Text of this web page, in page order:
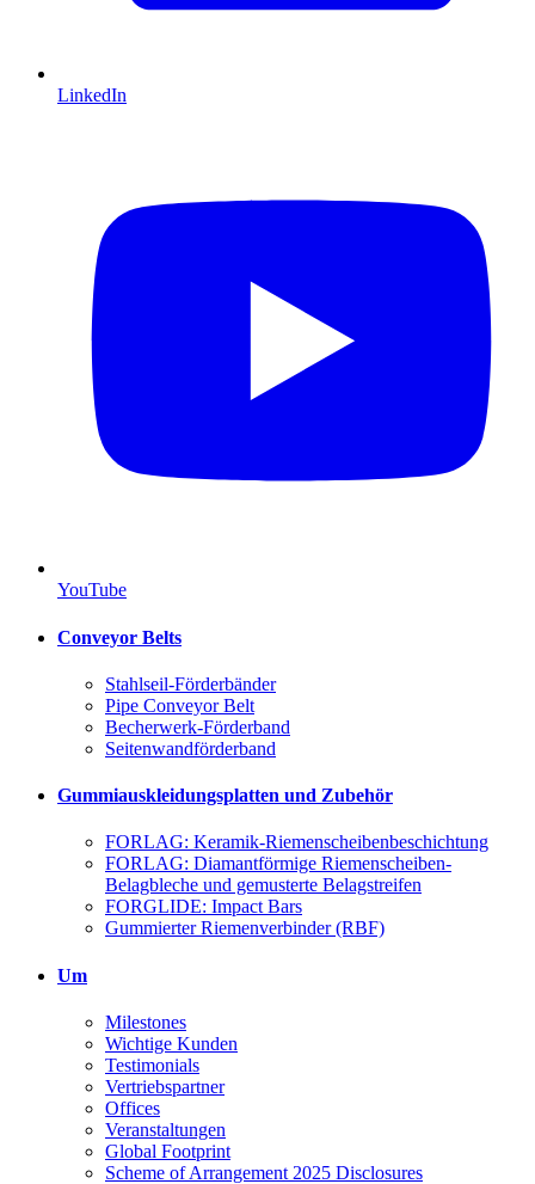
LinkedIn
YouTube
Conveyor Belts
Stahlseil-Förderbänder
Pipe Conveyor Belt
Becherwerk-Förderband
Seitenwandförderband
Gummiauskleidungsplatten und Zubehör
FORLAG: Keramik-Riemenscheibenbeschichtung
FORLAG: Diamantförmige Riemenscheiben-
Belagbleche und gemusterte Belagstreifen
FORGLIDE: Impact Bars
Gummierter Riemenverbinder (RBF)
Um
Milestones
Wichtige Kunden
Testimonials
Vertriebspartner
Offices
Veranstaltungen
Global Footprint
Scheme of Arrangement 2025 Disclosures